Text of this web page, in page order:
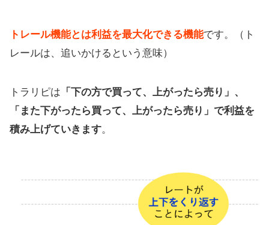
トレール機能とは利益を最大化できる機能です。（ト
レールは、追いかけるという意味）
トラリピは 「下の方で買って、上がったら売り」、
「また下がったら買って、上がったら売り」で利益を
積み上げていきます。